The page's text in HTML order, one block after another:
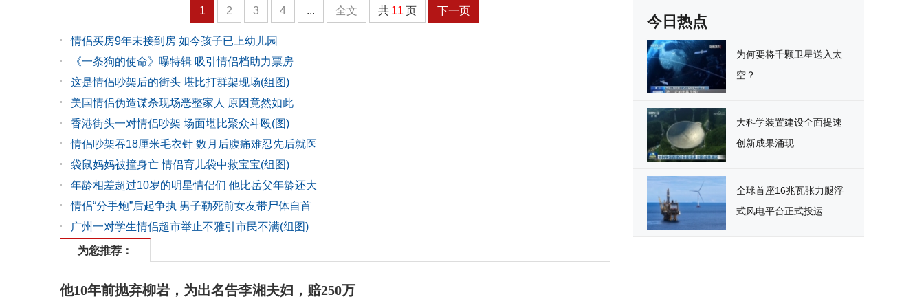
1 2 3 4 ... 全文 共 11 页 下一页
情侣买房9年未接到房 如今孩子已上幼儿园
《一条狗的使命》曝特辑 吸引情侣档助力票房
这是情侣吵架后的街头 堪比打群架现场(组图)
美国情侣伪造谋杀现场恶整家人 原因竟然如此
香港街头一对情侣吵架 场面堪比聚众斗殴(图)
情侣吵架吞18厘米毛衣针 数月后腹痛难忍先后就医
袋鼠妈妈被撞身亡 情侣育儿袋中救宝宝(组图)
年龄相差超过10岁的明星情侣们 他比岳父年龄还大
情侣“分手炮”后起争执 男子勒死前女友带尸体自首
广州一对学生情侣超市举止不雅引市民不满(组图)
为您推荐：
他10年前抛弃柳岩，为出名告李湘夫妇，赔250万
今日热点
为何要将千颗卫星送入太
空？
大科学装置建设全面提速
创新成果涌现
全球首座16兆瓦张力腿浮
式风电平台正式投运